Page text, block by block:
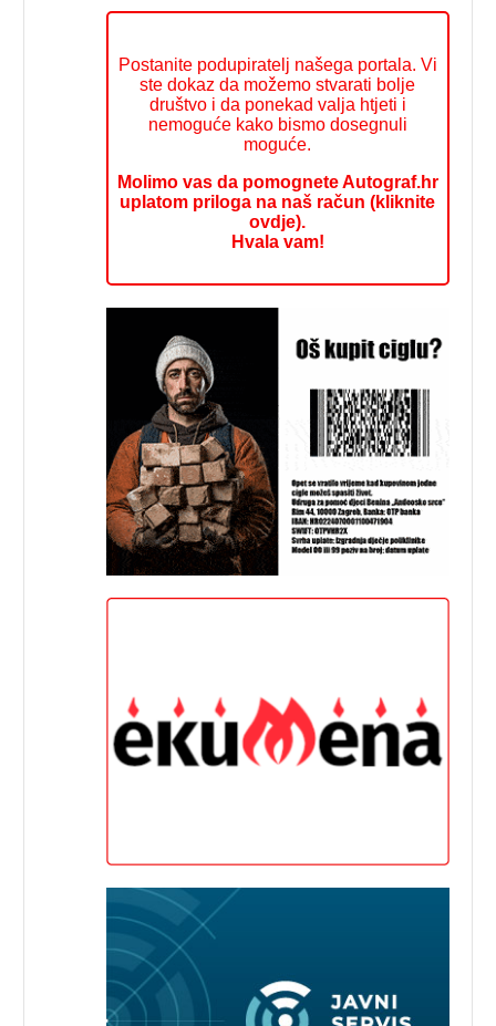
Postanite podupiratelj našega portala. Vi
ste dokaz da možemo stvarati bolje
društvo i da ponekad valja htjeti i
nemoguće kako bismo dosegnuli
moguće.
Molimo vas da pomognete Autograf.hr
uplatom priloga na naš račun (kliknite
ovdje).
Hvala vam!